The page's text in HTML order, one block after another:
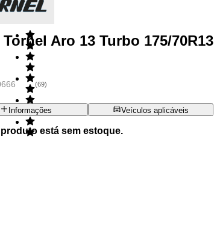
Aro 13 Turbo 175/70R13
(69)
Informações Veículos aplicáveis
produto está sem estoque.